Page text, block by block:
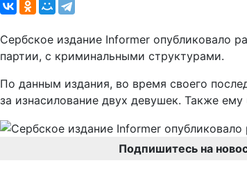
Сербское издание Informer опубликовало
партии, с криминальными структурами.
По данным издания, во время своего
за изнасилование двух девушек. Также
Подпишитесь на